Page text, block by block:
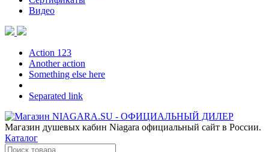
Видео
Action 123
Another action
Something else here
Separated link
Магазин душевых кабин Niagara официальный сайт в России.
Каталог